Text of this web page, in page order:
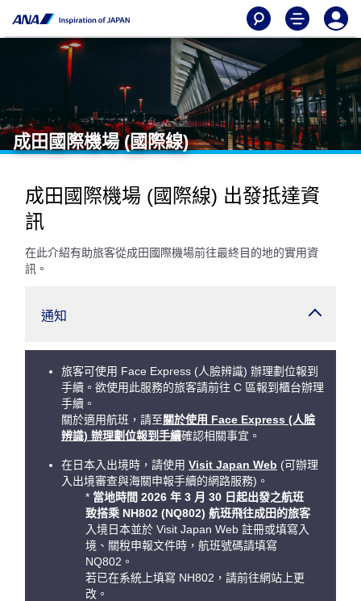
成田國際機場 (國際線)
成田國際機場 (國際線) 出發抵達資
訊
在此介紹有助旅客從成田國際機場前往最終目的地的實用資
訊。
通知
旅客可使用 Face Express (人臉辨識) 辦理劃位報到
手續。欲使用此服務的旅客請前往 C 區報到櫃台辦理
手續。
關於適用航班，請至關於使用 Face Express (人臉
辨識) 辦理劃位報到手續確認相關事宜。
在日本入出境時，請使用 Visit Japan Web (可辦理
入出境審查與海關申報手續的網路服務)。
* 當地時間 2026 年 3 月 30 日起出發之航班
致搭乘 NH802 (NQ802) 航班飛往成田的旅客
入境日本並於 Visit Japan Web 註冊或填寫入
境、關稅申報文件時，航班號碼請填寫
NQ802。
若已在系統上填寫 NH802，請前往網站上更
改。